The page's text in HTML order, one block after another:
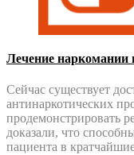
Лечение наркомании
Сейчас существует
антинаркотических
продемонстрировать
доказали, что
пациента в